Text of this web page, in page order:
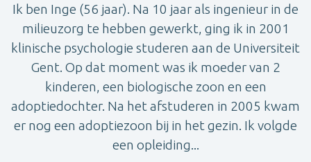
Ik ben Inge (56 jaar). Na 10 jaar als ingenieur in de
milieuzorg te hebben gewerkt, ging ik in 2001
klinische psychologie studeren aan de Universiteit
Gent. Op dat moment was ik moeder van 2
kinderen, een biologische zoon en een
adoptiedochter. Na het afstuderen in 2005 kwam
er nog een adoptiezoon bij in het gezin. Ik volgde
een opleiding...